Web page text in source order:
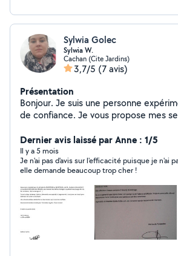
Sylwia Golec
Sylwia W.
Cachan (Cite Jardins)
3,7/5 (7 avis)
Présentation
Bonjour. Je suis une personne expérimentée et digne
de confiance. Je vous propose mes services de ménage
vos besoins et exigences. J'ai travaillé dans un hôtel
pendant 7 ans. cela m'a appris à accomplir mes tâches
de manière fiable, parfaite et précise
Dernier avis laissé par Anne : 1/5
Il y a 5 mois
Je n'ai pas d'avis sur l'efficacité puisque je n'ai
elle demande beaucoup trop cher !